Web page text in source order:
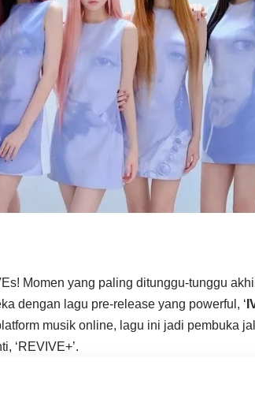
Momen yang paling ditunggu-tunggu
dengan lagu pre-release yang powerful, ‘
musik online, lagu ini jadi pembuka
‘REVIVE+’.